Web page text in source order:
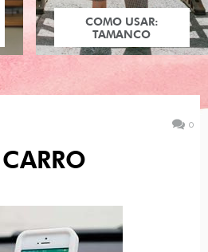
COMO USAR:
TAMANCO
0